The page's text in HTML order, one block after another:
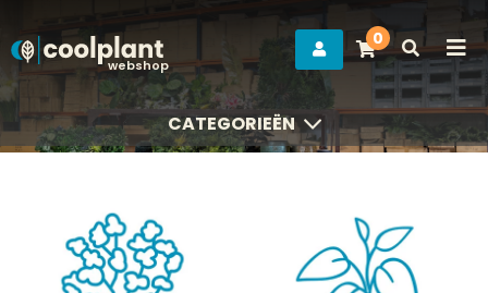
webshop
0
CATEGORIEËN
CATEGORIEËN